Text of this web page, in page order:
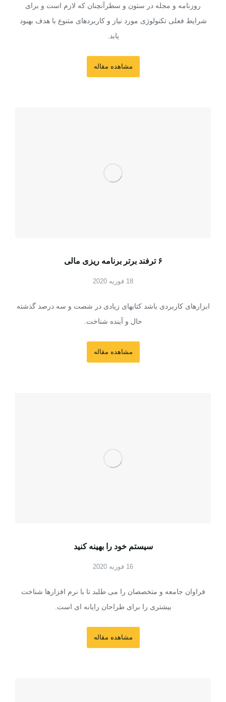
روزنامه و مجله در ستون و سطرآنچنان که لازم است و برای
شرایط فعلی تکنولوژی مورد نیاز و کاربردهای متنوع با هدف بهبود
یابد.
مشاهده مقاله
۶ ترفند برتر برنامه ریزی مالی
18 فوریه 2020
ابزارهای کاربردی باشد کتابهای زیادی در شصت و سه درصد گذشته
حال و آینده شناخت.
مشاهده مقاله
سیستم خود را بهینه کنید
16 فوریه 2020
فراوان جامعه و متخصصان را می طلبد تا با نرم افزارها شناخت
بیشتری را برای طراحان رایانه ای است.
مشاهده مقاله